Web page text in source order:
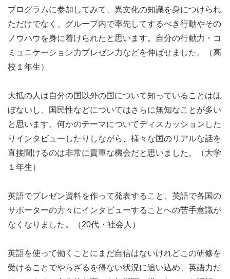
【日時】2026年6月6日（土）日本時間 19:30～21:00
【言語】英語
【対象】興味のある方ならどなたでもご参加いただけま
す。社会人・学生さん大歓迎！
※実践的に英語で会話をしますので、日常会話のレベル以
上があると望ましいです。しかし実践あるのみなのでチャ
レンジ精神旺盛な方の参加をお待ちしています。
＼＼イベントはこんな方におすすめ！／／
・SDGsを国内だけでなくグローバルに議論してみたい
・実践的な英語力を鍛えたい
プログラムに参加してみて、異⽂化の知識を⾝につけられ
ただけでなく、グループ内で率先してするべき⾏動やその
ノウハウを⾝に着けられたと思います。⾃分の⾏動⼒・コ
ミュニケーション⼒プレゼン⼒などを伸ばせました。（高
校１年生）
大抵の人は自分の国以外の国について知っていることはほ
ぼないし、国民性などについてはさらに無知なことが多い
と思います。何かのテーマについてディスカッションした
りインタビューしたりしながら、様々な国のリアルな話を
直接聞けるのは非常に貴重な機会だと思いました。（大学
１年生）
英語でプレゼン資料を作って発表すること、英語で各国の
サポーターの方々にインタビューすることへの苦手意識が
なくなりました。（20代・社会人）
英語を使って働くことにまだ自信はないけれどこの研修を
受けることでやらざるを得ない状況に追い込め、英語力だ